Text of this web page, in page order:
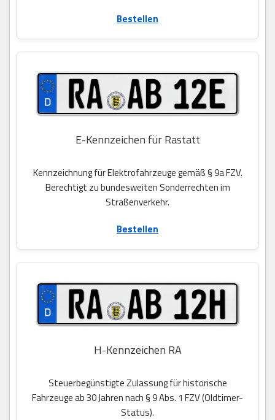
Bestellen
E-Kennzeichen für Rastatt
Kennzeichnung für Elektrofahrzeuge gemäß § 9a FZV.
Berechtigt zu bundesweiten Sonderrechten im
Straßenverkehr.
Bestellen
H-Kennzeichen RA
Steuerbegünstigte Zulassung für historische
Fahrzeuge ab 30 Jahren nach § 9 Abs. 1 FZV (Oldtimer-
Status).